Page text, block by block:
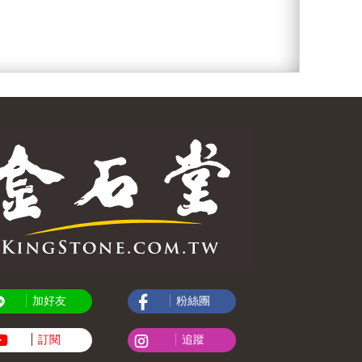
加好友
訂閱
粉絲團
追蹤